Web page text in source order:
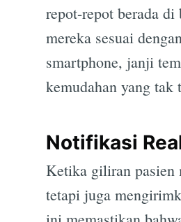
repot-repot berada di
mereka sesuai
smartphone, janji
kemudahan yang tak
Notifikasi
Ketika giliran pasien
tetapi juga